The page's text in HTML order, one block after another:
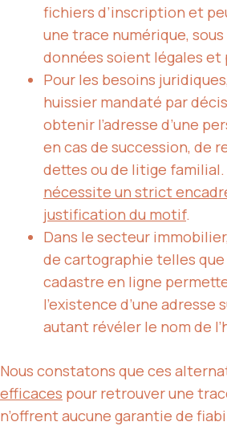
fichiers d’inscription et
une trace numérique,
données soient légales et
Pour les besoins
huissier mandaté par
obtenir l’adresse d’une
en cas de succession, de
dettes ou de litige familial.
nécessite un strict
justification du motif.
Dans le secteur
de cartographie telles que
cadastre en ligne
l’existence d’une adresse
autant révéler le nom de
Nous constatons que ces
efficaces pour retrouver une
n’offrent aucune garantie de